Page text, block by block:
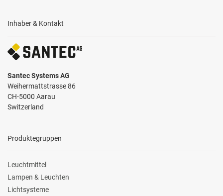
Inhaber & Kontakt
Santec Systems AG
Weihermattstrasse 86
CH-5000 Aarau
Switzerland
Produktegruppen
Leuchtmittel
Lampen & Leuchten
Lichtsysteme